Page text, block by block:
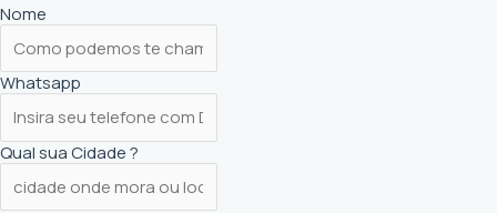
Nome
Whatsapp
Qual sua Cidade ?